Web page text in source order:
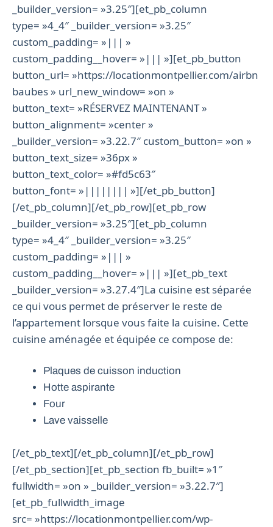
_builder_version= »3.25″][et_pb_column
type= »4_4″ _builder_version= »3.25″
custom_padding= »||| »
custom_padding__hover= »||| »][et_pb_button
button_url= »https://locationmontpellier.com/airbn
baubes » url_new_window= »on »
button_text= »RÉSERVEZ MAINTENANT »
button_alignment= »center »
_builder_version= »3.22.7″ custom_button= »on »
button_text_size= »36px »
button_text_color= »#fd5c63″
button_font= »|||||||| »][/et_pb_button]
[/et_pb_column][/et_pb_row][et_pb_row
_builder_version= »3.25″][et_pb_column
type= »4_4″ _builder_version= »3.25″
custom_padding= »||| »
custom_padding__hover= »||| »][et_pb_text
_builder_version= »3.27.4″]La cuisine est séparée
ce qui vous permet de préserver le reste de
l’appartement lorsque vous faite la cuisine. Cette
cuisine aménagée et équipée ce compose de:
Plaques de cuisson induction
Hotte aspirante
Four
Lave vaisselle
[/et_pb_text][/et_pb_column][/et_pb_row]
[/et_pb_section][et_pb_section fb_built= »1″
fullwidth= »on » _builder_version= »3.22.7″]
[et_pb_fullwidth_image
src= »https://locationmontpellier.com/wp-